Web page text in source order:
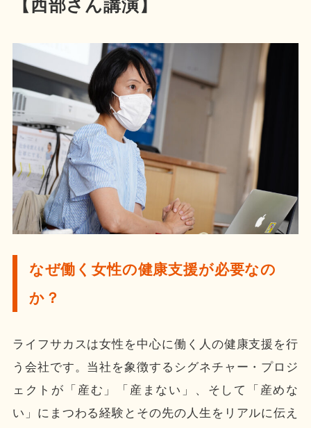
【西部さん講演】
なぜ働く女性の健康支援が必要なの
か？
ライフサカスは女性を中心に働く人の健康支援を行
う会社です。当社を象徴するシグネチャー・プロジ
ェクトが「産む」「産まない」、そして「産めな
い」にまつわる経験とその先の人生をリアルに伝え